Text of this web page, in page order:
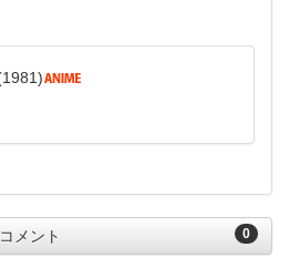
1981
0
コメント